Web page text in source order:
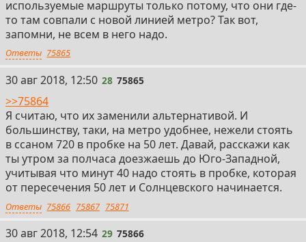
используемые маршруты только потому, что они где-
то там совпали с новой линией метро? Так вот,
запомни, не всем в него надо.
Ответы 75865
28
30 авг 2018, 12:50 28 75865
>>75864
Я считаю, что их заменили альтернативой. И
большинству, таки, на метро удобнее, нежели стоять
в ссаном 720 в пробке на 50 лет. Давай, расскажи как
ты утром за полчаса доезжаешь до Юго-Западной,
учитывая что минут 40 надо стоять в пробке, которая
от пересечения 50 лет и Солнцевского начинается.
Ответы 75866 75867 75871
29
30 авг 2018, 12:54 29 75866